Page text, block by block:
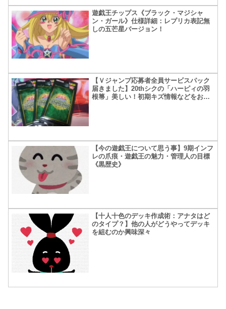
遊戯王チップス《ブラック・マジシャ
ン・ガール》仕様詳細：レプリカ表記無
しの五芒星バージョン！
【Ｖジャンプ応募者全員サービスパック
届きました】20thシクの「ハーピィの羽
根箒」美しい！初期キズ情報などをお届
【今の遊戯王について思う事】9期インフ
レの爪痕・遊戯王の魅力・管理人の目標
《黒歴史》
【十人十色のデッキ作成術：アナタはど
のタイプ？】他の人がどうやってデッキ
を組むのか興味深々